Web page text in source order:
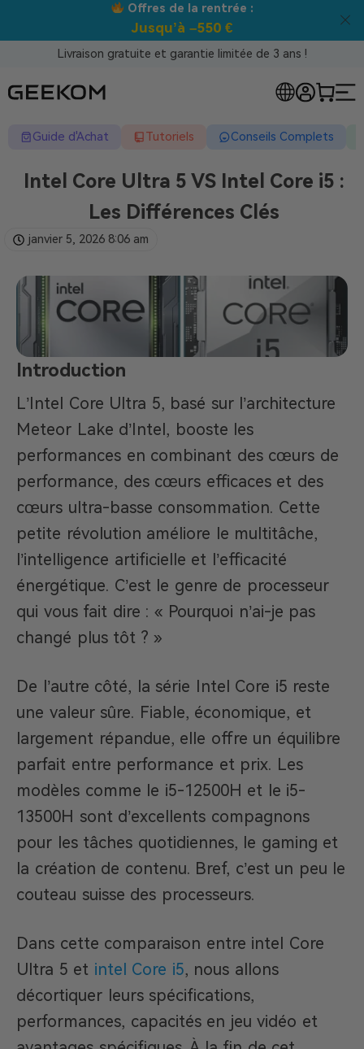
Meilleur prix garanti tous canaux !
Livraison gratuite et garantie limitée de 3 ans !
Guide d'Achat Tutoriels Conseils Complets
Intel Core Ultra 5 VS Intel Core i5 :
Les Différences Clés
janvier 5, 2026 8:06 am
Introduction
L’Intel Core Ultra 5, basé sur l’architecture
Meteor Lake d’Intel, booste les
performances en combinant des cœurs de
performance, des cœurs efficaces et des
cœurs ultra-basse consommation. Cette
petite révolution améliore le multitâche,
l’intelligence artificielle et l’efficacité
énergétique. C’est le genre de processeur
qui vous fait dire : « Pourquoi n’ai-je pas
changé plus tôt ? »
De l’autre côté, la série Intel Core i5 reste
une valeur sûre. Fiable, économique, et
largement répandue, elle offre un équilibre
parfait entre performance et prix. Les
modèles comme le i5-12500H et le i5-
13500H sont d’excellents compagnons
pour les tâches quotidiennes, le gaming et
la création de contenu. Bref, c’est un peu le
couteau suisse des processeurs.
Dans cette comparaison entre intel Core
Ultra 5 et intel Core i5, nous allons
décortiquer leurs spécifications,
performances, capacités en jeu vidéo et